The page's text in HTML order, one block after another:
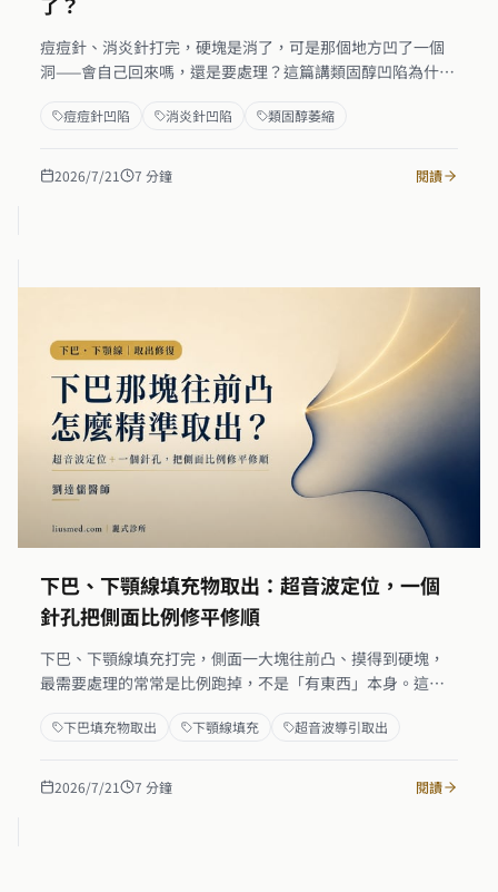
了？
痘痘針、消炎針打完，硬塊是消了，可是那個地方凹了一個
洞——會自己回來嗎，還是要處理？這篇講類固醇凹陷為什麼
時候，怎麼先看清楚是哪一層、再用自體脂肪把流失的體積
痘痘針凹陷 消炎針凹陷 類固醇萎縮
2026/7/21 7 分鐘 閱讀
下巴、下顎線填充物取出：超音波定位，一個
針孔把側面比例修平修順
下巴、下顎線填充打完，側面一大塊往前凸、摸得到硬塊，
最需要處理的常常是比例跑掉，不是「有東西」本身。這篇
頦神經和血管多近、是不是已經被纖維包起來，再從一個針
不掉的材質就只能物理取出；我抽出的原則是把側面比例修
下巴填充物取出 下顎線填充 超音波導引取出
2026/7/21 7 分鐘 閱讀